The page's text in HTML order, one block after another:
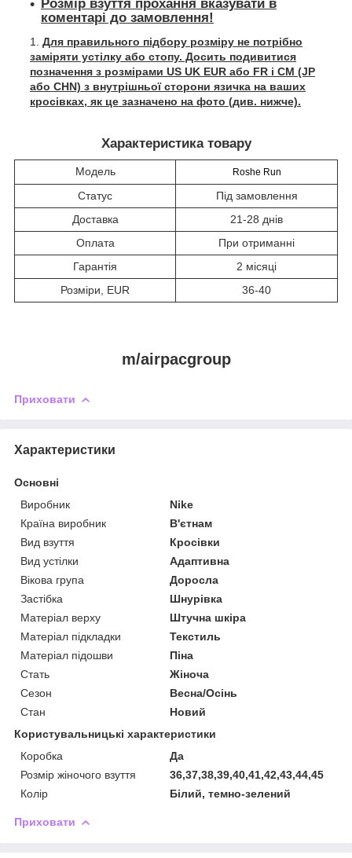
Розмір взуття прохання вказувати в
коментарі до замовлення!
Для правильного підбору розміру не потрібно
заміряти устілку або стопу. Досить подивитися
позначення з розмірами US UK EUR або FR і СМ (JP
або CHN) з внутрішньої сторони язичка на ваших
кросівках, як це зазначено на фото (див. нижче).
Характеристика товару
Модель Roshe Run
Статус
Під замовлення
Доставка
21-28 днів
Оплата
При отриманні
Гарантія
2 місяці
Розміри, EUR
36-40
m/airpacgroup
Приховати
Характеристики
Основні
Виробник
Nike
Країна виробник
В'єтнам
Вид взуття
Кросівки
Вид устілки
Адаптивна
Вікова група
Доросла
Застібка
Шнурівка
Матеріал верху
Штучна шкіра
Матеріал підкладки
Текстиль
Матеріал підошви
Піна
Стать
Жіноча
Сезон
Весна/Осінь
Стан
Новий
Користувальницькі характеристики
Коробка
Да
Розмір жіночого взуття
36,37,38,39,40,41,42,43,44,45
Колір
Білий, темно-зелений
Приховати